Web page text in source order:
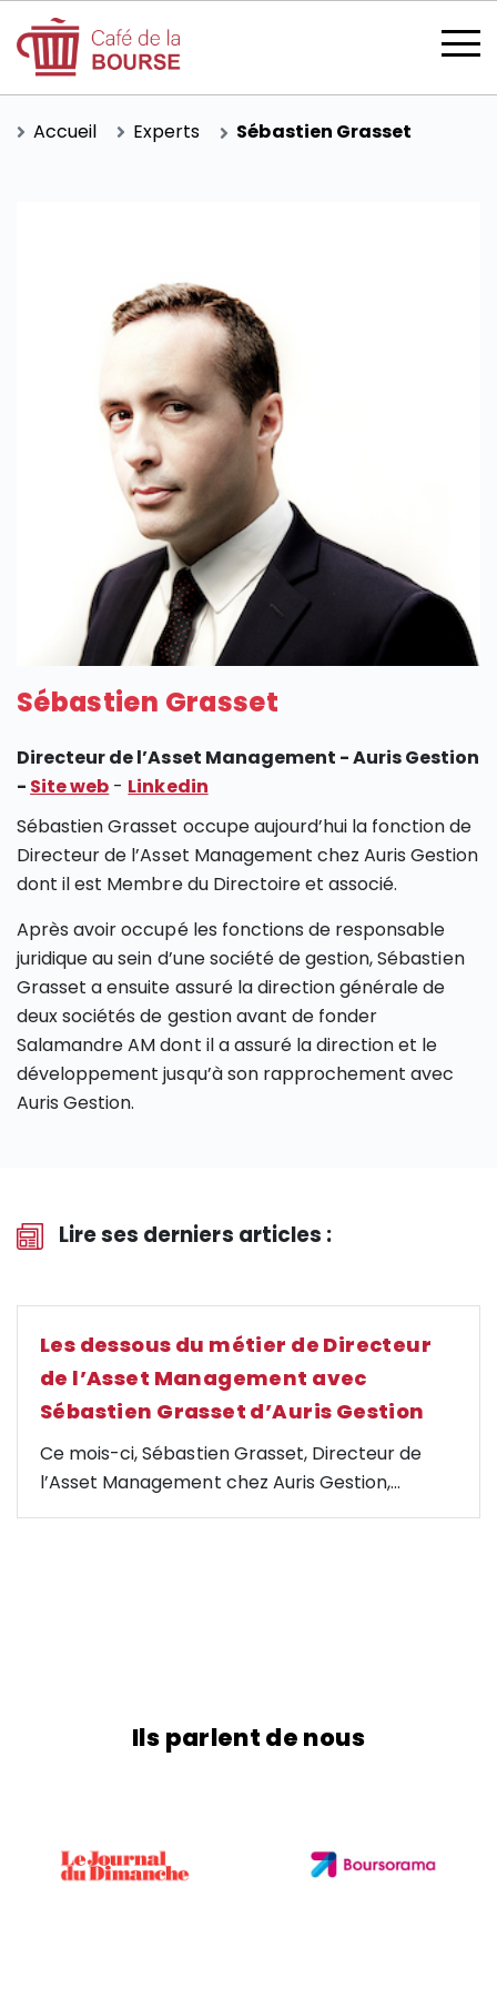
devenir membre
CATÉGORIES
Accueil Experts Sébastien Grasset
Sébastien Grasset
Directeur de l’Asset Management - Auris Gestion
- Site web - Linkedin
Sébastien Grasset occupe aujourd’hui la fonction de
Directeur de l’Asset Management chez Auris Gestion
dont il est Membre du Directoire et associé.
Après avoir occupé les fonctions de responsable
juridique au sein d’une société de gestion, Sébastien
Grasset a ensuite assuré la direction générale de
deux sociétés de gestion avant de fonder
Salamandre AM dont il a assuré la direction et le
développement jusqu’à son rapprochement avec
Auris Gestion.
Lire ses derniers articles :
Les dessous du métier de Directeur
de l’Asset Management avec
Sébastien Grasset d’Auris Gestion
Ce mois-ci, Sébastien Grasset, Directeur de
l’Asset Management chez Auris Gestion,
revient pour nous sur son activité, ce qui l’a
Ils parlent de nous